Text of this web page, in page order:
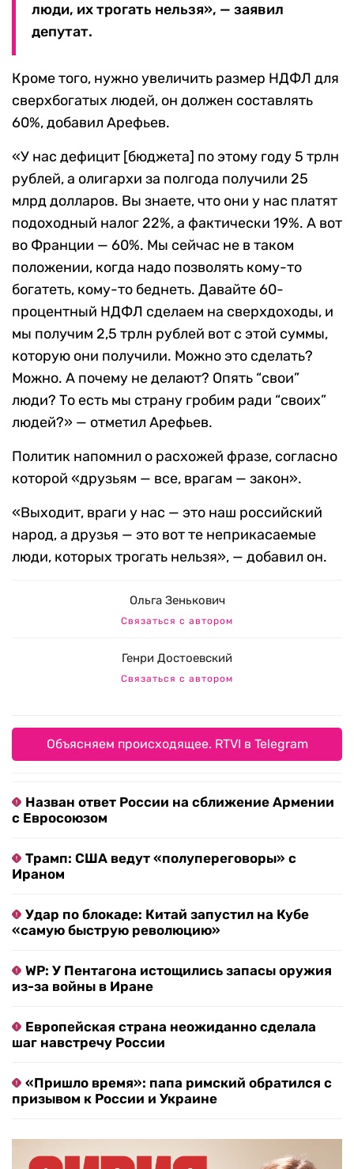
люди, их трогать нельзя», — заявил
депутат.
Кроме того, нужно увеличить размер НДФЛ для
сверхбогатых людей, он должен составлять
60%, добавил Арефьев.
«У нас дефицит [бюджета] по этому году 5 трлн
рублей, а олигархи за полгода получили 25
млрд долларов. Вы знаете, что они у нас платят
подоходный налог 22%, а фактически 19%. А вот
во Франции — 60%. Мы сейчас не в таком
положении, когда надо позволять кому-то
богатеть, кому-то беднеть. Давайте 60-
процентный НДФЛ сделаем на сверхдоходы, и
мы получим 2,5 трлн рублей вот с этой суммы,
которую они получили. Можно это сделать?
Можно. А почему не делают? Опять “свои”
люди? То есть мы страну гробим ради “своих”
людей?» — отметил Арефьев.
Политик напомнил о расхожей фразе, согласно
которой «друзьям — все, врагам — закон».
«Выходит, враги у нас — это наш российский
народ, а друзья — это вот те неприкасаемые
люди, которых трогать нельзя», — добавил он.
Ольга Зенькович
Связаться с автором
Генри Достоевский
Связаться с автором
Объясняем происходящее. RTVI в Telegram
Назван ответ России на сближение Армении
с Евросоюзом
Трамп: США ведут «полупереговоры» с
Ираном
Удар по блокаде: Китай запустил на Кубе
«самую быструю революцию»
WP: У Пентагона истощились запасы оружия
из-за войны в Иране
Европейская страна неожиданно сделала
шаг навстречу России
«Пришло время»: папа римский обратился с
призывом к России и Украине